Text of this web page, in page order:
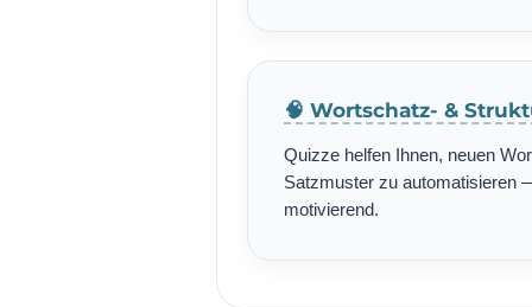
🧠 Wortschatz- &
Quizze helfen Ihnen, neuen
Satzmuster zu automatisieren
motivierend.